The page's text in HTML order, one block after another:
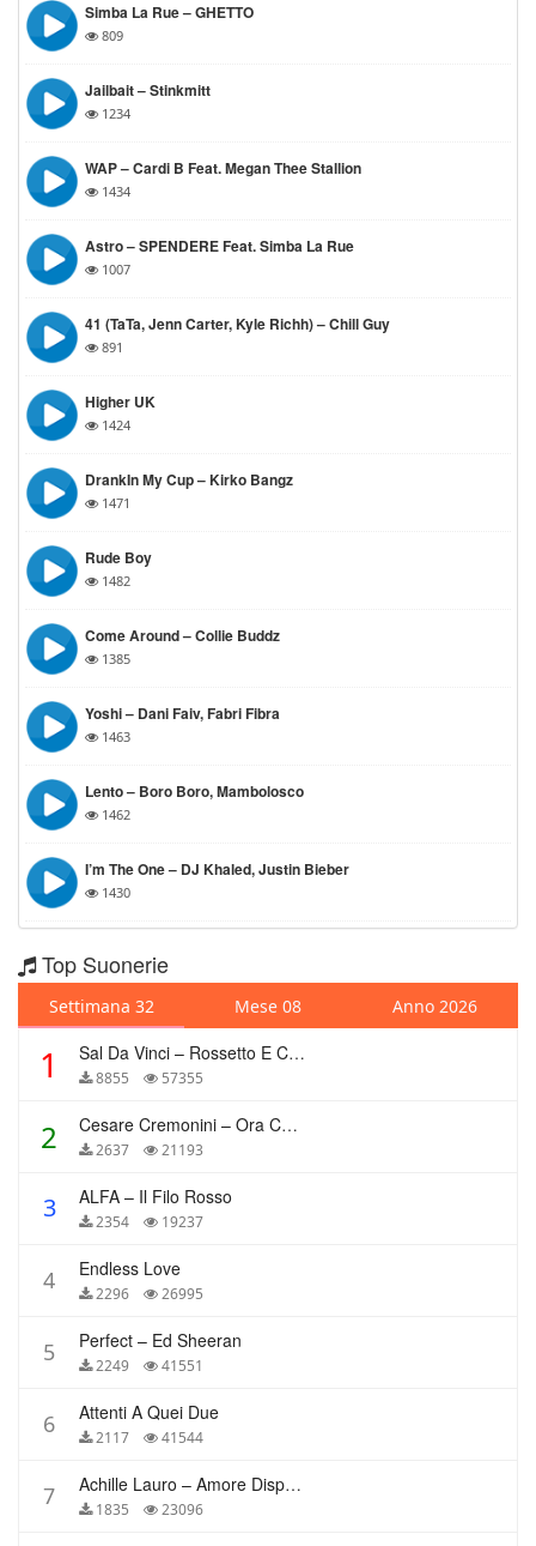
Simba La Rue – GHETTO
809
Jailbait – Stinkmitt
1234
WAP – Cardi B Feat. Megan Thee Stallion
1434
Astro – SPENDERE Feat. Simba La Rue
1007
41 (TaTa, Jenn Carter, Kyle Richh) – Chill Guy
891
Higher UK
1424
DrankIn My Cup – Kirko Bangz
1471
Rude Boy
1482
Come Around – Collie Buddz
1385
Yoshi – Dani Faiv, Fabri Fibra
1463
Lento – Boro Boro, Mambolosco
1462
I’m The One – DJ Khaled, Justin Bieber
1430
Top Suonerie
Settimana 32 Mese 08 Anno 2026
1 Sal Da Vinci – Rossetto E Caffè
8855 57355
2 Cesare Cremonini – Ora Che Non Ho Più Te
2637 21193
3 ALFA – Il Filo Rosso
2354 19237
4 Endless Love
2296 26995
5 Perfect – Ed Sheeran
2249 41551
6 Attenti A Quei Due
2117 41544
7 Achille Lauro – Amore Disperato
1835 23096